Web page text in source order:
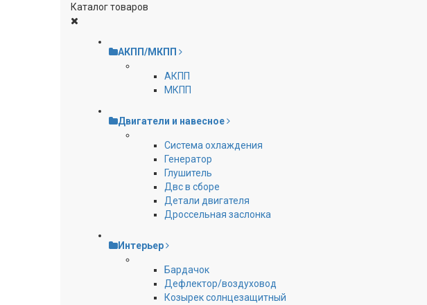
Каталог товаров
АКПП/МКПП
АКПП
МКПП
Двигатели и навесное
Cистема охлаждения
Генератор
Глушитель
Двс в сборе
Детали двигателя
Дроссельная заслонка
Интерьер
Бардачок
Дефлектор/воздуховод
Козырек солнцезащитный